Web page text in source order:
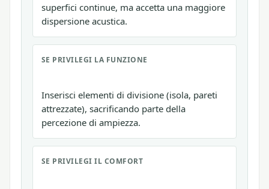
superfici continue, ma accetta una maggiore
dispersione acustica.
SE PRIVILEGI LA FUNZIONE
Inserisci elementi di divisione (isola, pareti
attrezzate), sacrificando parte della
percezione di ampiezza.
SE PRIVILEGI IL COMFORT